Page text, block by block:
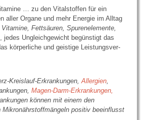
… zu den Vital­stoffen für ein
aller Organe und mehr Energie im Alltag
Fettsäuren, Spurenelemente,
jedes Ungleichgewicht begünstigt das
körperliche und geistige Leistungsver­
Kreislauf-Erkrankungen,Allergien,
Magen-Darm-Erkrankungen,
können mit einem den
positiv beeinflusst